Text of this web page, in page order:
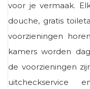
voor je vermaak.
douche, gratis
voorzieningen
kamers worden
de voorzieningen
uitcheckservice